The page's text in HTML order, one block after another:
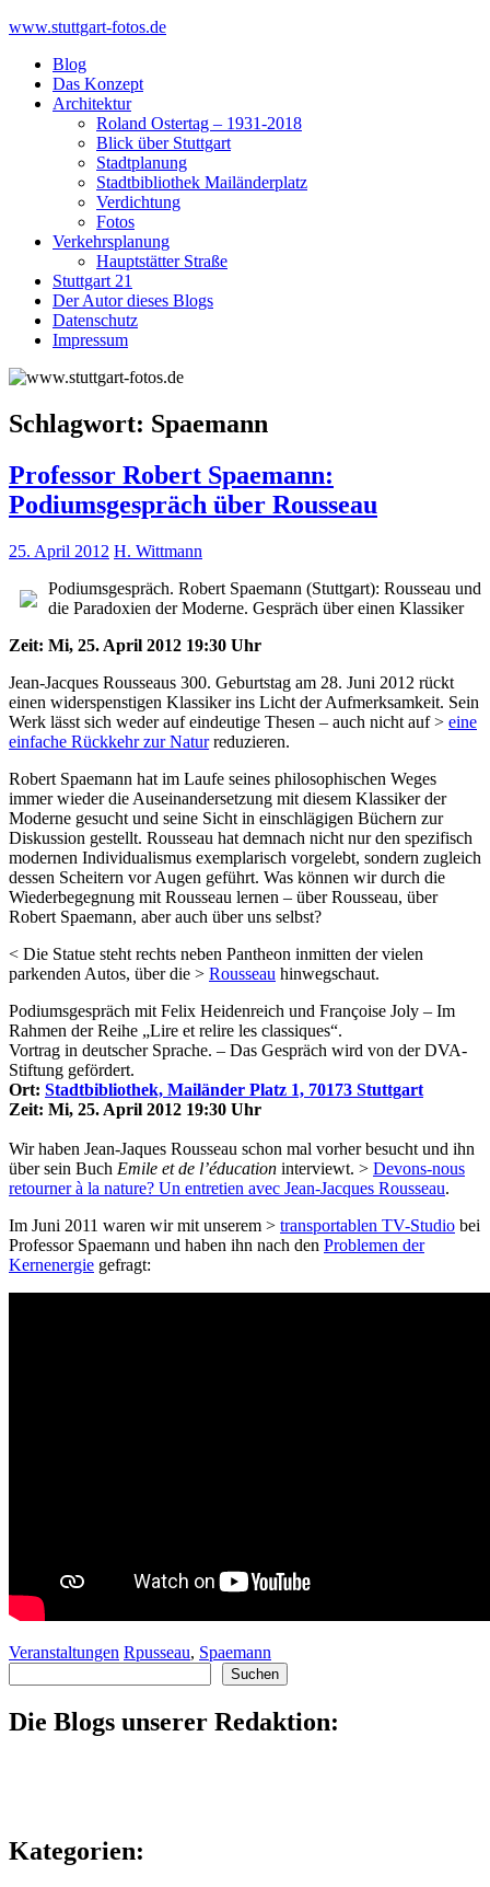
Skip
content
www.stuttgart-fotos.de
Blog
Das Konzept
Architektur
Roland Ostertag – 1931-2018
Blick über Stuttgart
Stadtplanung
Stadtbibliothek Mailänderplatz
Verdichtung
Fotos
Verkehrsplanung
Hauptstätter Straße
Stuttgart 21
Der Autor dieses Blogs
Datenschutz
Impressum
Schlagwort: Spaemann
Professor Robert Spaemann:
Podiumsgespräch über Rousseau
25. April 2012 H. Wittmann
Podiumsgespräch. Robert Spaemann (Stuttgart): Rousseau und
die Paradoxien der Moderne. Gespräch über einen Klassiker
Zeit: Mi, 25. April 2012 19:30 Uhr
Jean-Jacques Rousseaus 300. Geburtstag am 28. Juni 2012 rückt
einen widerspenstigen Klassiker ins Licht der Aufmerksamkeit. Sein
Werk lässt sich weder auf eindeutige Thesen – auch nicht auf > eine
einfache Rückkehr zur Naturreduzieren.
Robert Spaemann hat im Laufe seines philosophischen Weges
immer wieder die Auseinandersetzung mit diesem Klassiker der
Moderne gesucht und seine Sicht in einschlägigen Büchern zur
Diskussion gestellt. Rousseau hat demnach nicht nur den spezifisch
modernen Individualismus exemplarisch vorgelebt, sondern zugleich
dessen Scheitern vor Augen geführt. Was können wir durch die
Wiederbegegnung mit Rousseau lernen – über Rousseau, über
Robert Spaemann, aber auch über uns selbst?
< Die Statue steht rechts neben Pantheon inmitten der vielen
parkenden Autos, über die > Rousseau hinwegschaut.
Podiumsgespräch mit Felix Heidenreich und Françoise Joly – Im
Rahmen der Reihe „Lire et relire les classiques“.
Vortrag in deutscher Sprache. – Das Gespräch wird von der DVA-
Stiftung gefördert.
Ort: Stadtbibliothek, Mailänder Platz 1, 70173 Stuttgart
Zeit: Mi, 25. April 2012 19:30 Uhr
Wir haben Jean-Jaques Rousseau schon mal vorher besucht und ihn
über sein Buch Emile et de l’éducation interviewt. > Devons-nous
retourner à la nature? Un entretien avec Jean-Jacques Rousseau.
Im Juni 2011 waren wir mit unserem > transportablen TV-Studio bei
Professor Spaemann und haben ihn nach den Problemen der
Kernenergie gefragt:
Veranstaltungen Rpusseau, Spaemann
Suchen
Die Blogs unserer Redaktion:
Kategorien: